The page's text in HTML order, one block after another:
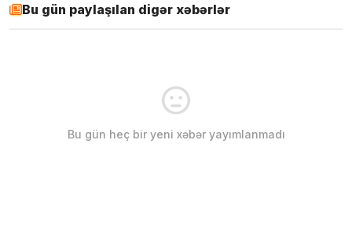
Bu gün paylaşılan digər xəbərlər
Bu gün heç bir yeni xəbər yayımlanmadı